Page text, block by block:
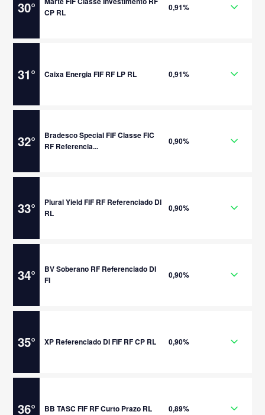
30°
CP RL
0,91%
31° Caixa Energia FIF RF LP RL 0,91%
32°
Bradesco Special FIF Classe FIC
RF Referencia...
0,90%
33°
Plural Yield FIF RF Referenciado DI
RL
0,90%
34°
BV Soberano RF Referenciado DI
FI
0,90%
35° XP Referenciado DI FIF RF CP RL 0,90%
36° BB TASC FIF RF Curto Prazo RL 0,89%